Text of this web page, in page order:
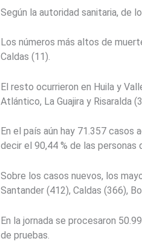
Según la autoridad sanitaria, de
Los números más altos de
Caldas (11).
El resto ocurrieron en Huila y
Atlántico, La Guajira y Risaralda
En el país aún hay 71.357
decir el 90,44 % de las
Sobre los casos nuevos, los
Santander (412), Caldas (366),
En la jornada se procesaron
de pruebas.